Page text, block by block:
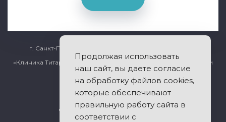
г. Санкт-Петербург, Общественный переулок дом 5
«Клиника Титарчука» - лечение заболеваний позвоночника и
суставов.
© 2011-2026 Все права защищены.
Продолжая использовать
наш сайт, вы даете согласие
на обработку файлов cookies,
которые обеспечивают
правильную работу сайта в
соответствии с